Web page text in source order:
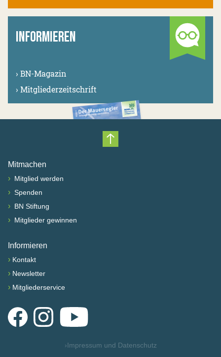
INFORMIEREN
› BN-Magazin
› Mitgliederzeitschrift
Nach oben scrollen
Mitmachen
› Mitglied werden
› Spenden
› BN Stiftung
› Mitglieder gewinnen
Informieren
› Kontakt
› Newsletter
› Mitgliederservice
FacebookInstagramYouTube
›Impressum und Datenschutz